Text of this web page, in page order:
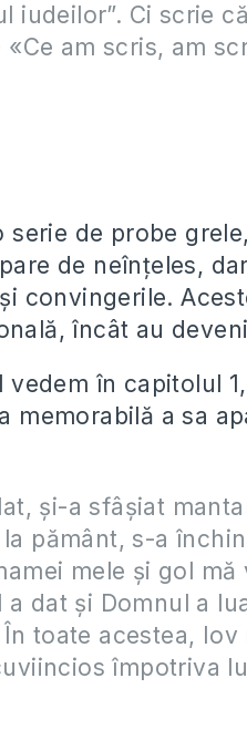
iudeilor”. Ci scrie
am scris, am
serie de probe
de neînţeles,
convingerile.
încât au
în capitolul
memorabilă a sa
şi-a sfâşiat
pământ, s-a
mele şi gol
a dat şi Domnul a
toate acestea,
împotriva